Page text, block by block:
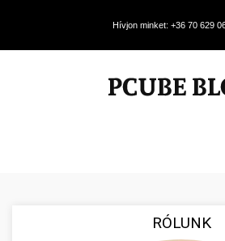
Hívjon minket: +36 70 629
RÓLUNK